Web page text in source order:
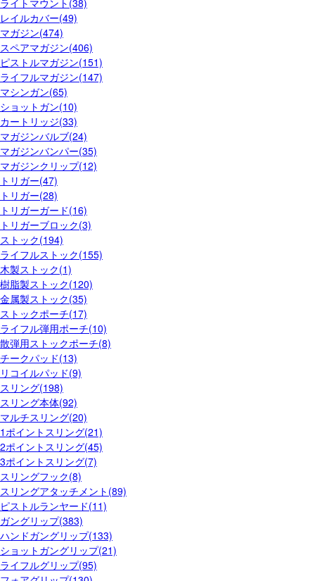
ライトマウント(38)
レイルカバー(49)
マガジン(474)
スペアマガジン(406)
ピストルマガジン(151)
ライフルマガジン(147)
マシンガン(65)
ショットガン(10)
カートリッジ(33)
マガジンバルブ(24)
マガジンバンパー(35)
マガジンクリップ(12)
トリガー(47)
トリガー(28)
トリガーガード(16)
トリガーブロック(3)
ストック(194)
ライフルストック(155)
木製ストック(1)
樹脂製ストック(120)
金属製ストック(35)
ストックポーチ(17)
ライフル弾用ポーチ(10)
散弾用ストックポーチ(8)
チークパッド(13)
リコイルパッド(9)
スリング(198)
スリング本体(92)
マルチスリング(20)
1ポイントスリング(21)
2ポイントスリング(45)
3ポイントスリング(7)
スリングフック(8)
スリングアタッチメント(89)
ピストルランヤード(11)
ガングリップ(383)
ハンドガングリップ(133)
ショットガングリップ(21)
ライフルグリップ(95)